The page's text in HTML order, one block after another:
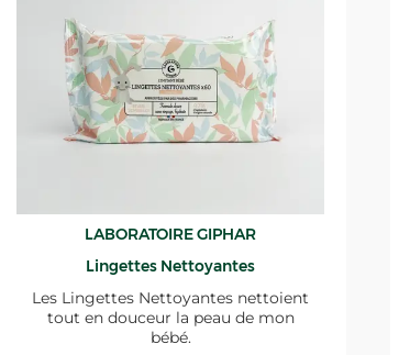
LABORATOIRE GIPHAR
Lingettes Nettoyantes
Les Lingettes Nettoyantes nettoient
tout en douceur la peau de mon
bébé.